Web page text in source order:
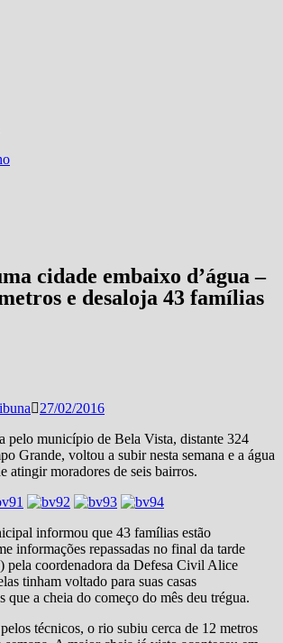
cidade embaixo d’água –
e desaloja 43 famílias
27/02/2016
pelo município de Bela Vista, distante 324
Grande, voltou a subir nesta semana e a água
atingir moradores de seis bairros.
informou que 43 famílias estão
informações repassadas no final da tarde
pela coordenadora da Defesa Civil Alice
tinham voltado para suas casas
que a cheia do começo do mês deu trégua.
técnicos, o rio subiu cerca de 12 metros